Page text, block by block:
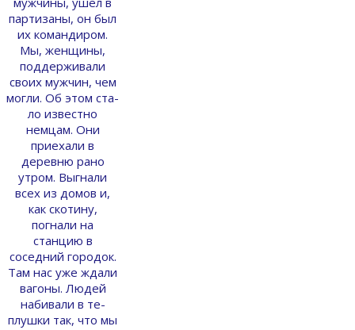
партизаны, он был
их командиром.
Мы, женщины,
поддерживали
своих мужчин, чем
могли. Об этом ста­
ло известно
немцам. Они
приехали в
деревню рано
утром. Выгнали
всех из домов и,
как ско­тину,
погнали на
станцию в
соседний городок.
Там нас уже ждали
вагоны. Людей
набивали в те­
плушки так, что мы